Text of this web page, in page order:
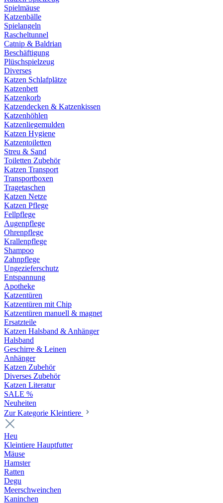
Spielmäuse
Katzenbälle
Spielangeln
Rascheltunnel
Catnip & Baldrian
Beschäftigung
Plüschspielzeug
Diverses
Katzen Schlafplätze
Katzenbett
Katzenkorb
Katzendecken & Katzenkissen
Katzenhöhlen
Katzenliegemulden
Katzen Hygiene
Katzentoiletten
Streu & Sand
Toiletten Zubehör
Katzen Transport
Transportboxen
Tragetaschen
Katzen Netze
Katzen Pflege
Fellpflege
Augenpflege
Ohrenpflege
Krallenpflege
Shampoo
Zahnpflege
Ungezieferschutz
Entspannung
Apotheke
Katzentüren
Katzentüren mit Chip
Katzentüren manuell & magnet
Ersatzteile
Katzen Halsband & Anhänger
Halsband
Geschirre & Leinen
Anhänger
Katzen Zubehör
Diverses Zubehör
Katzen Literatur
SALE %
Neuheiten
Zur Kategorie Kleintiere
Heu
Kleintiere Hauptfutter
Mäuse
Hamster
Ratten
Degu
Meerschweinchen
Kaninchen